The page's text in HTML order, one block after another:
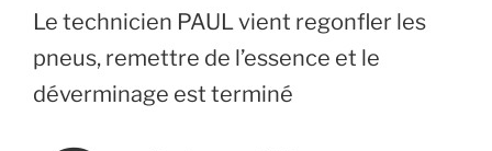
Le technicien PAUL vient regonfler les
pneus, remettre de l’essence et le
déverminage est terminé